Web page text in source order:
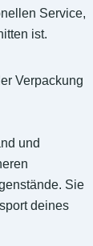
Service,
ist.
Verpackung
und
Sie
deines